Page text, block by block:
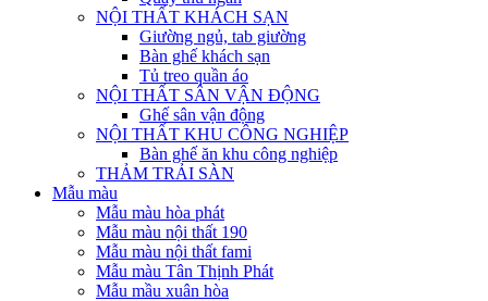
NỘI THẤT KHÁCH SẠN
Giường ngủ, tab giường
Bàn ghế khách sạn
Tủ treo quần áo
NỘI THẤT SÂN VẬN ĐỘNG
Ghế sân vận động
NỘI THẤT KHU CÔNG NGHIỆP
Bàn ghế ăn khu công nghiệp
THẢM TRẢI SÀN
Mẫu màu
Mẫu màu hòa phát
Mẫu màu nội thất 190
Mẫu màu nội thất fami
Mẫu màu Tân Thịnh Phát
Mẫu mầu xuân hòa